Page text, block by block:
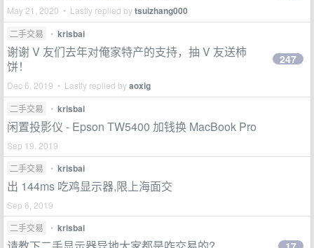
May 21, 2020 • Lastly replied bytsuizhang000
二手交易 • krisbai
谢谢 V 友们去年对俺家特产的支持，抽 V 友送柿
饼！
Dec 6, 2019 • Lastly replied byaoxig
247
二手交易 • krisbai
闲置投影仪 - Epson TW5400 加钱换 MacBook Pro
Sep 19, 2019
二手交易
• krisbai
出 144ms 吃鸡显示器,限上海面交
Sep 6, 2019
二手交易
• krisbai